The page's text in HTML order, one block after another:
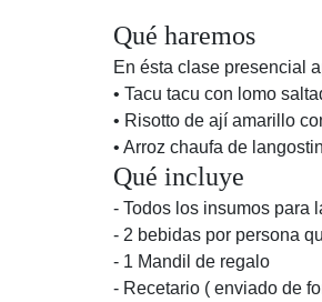
Qué haremos
En ésta clase presencial
• Tacu tacu con lomo
• Risotto de ají amarillo
• Arroz chaufa de
Qué incluye
- Todos los insumos para
- 2 bebidas por persona
- 1 Mandil de regalo
- Recetario ( enviado de